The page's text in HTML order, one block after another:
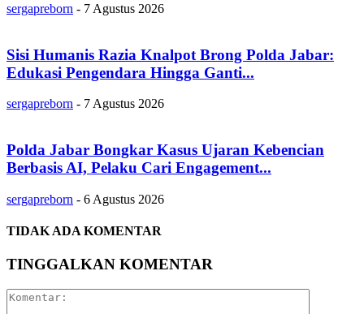
sergapreborn - 7 Agustus 2026
Sisi Humanis Razia Knalpot Brong Polda Jabar:
Edukasi Pengendara Hingga Ganti...
sergapreborn - 7 Agustus 2026
Polda Jabar Bongkar Kasus Ujaran Kebencian
Berbasis AI, Pelaku Cari Engagement...
sergapreborn - 6 Agustus 2026
TIDAK ADA KOMENTAR
TINGGALKAN KOMENTAR